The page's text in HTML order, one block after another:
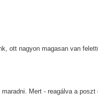
ott nagyon magasan van
Mert - reagálva a poszt